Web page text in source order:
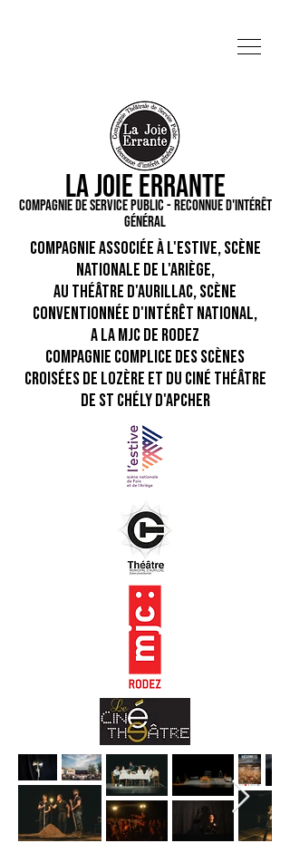
La Joie Errante
Compagnie de service public - Reconnue d'intérêt
général
Compagnie associée à l'Estive, Scène
Nationale de l'Ariège,
Au Théâtre d'Aurillac, scène
conventionnée d'intérêt national,
A la MJC de Rodez
Compagnie complice des Scènes
Croisées de Lozère et du Ciné Théâtre
de St Chély d'Apcher